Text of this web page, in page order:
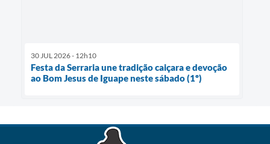
30 JUL 2026 - 12h10
Festa da Serraria une tradição caiçara e devoção
ao Bom Jesus de Iguape neste sábado (1º)